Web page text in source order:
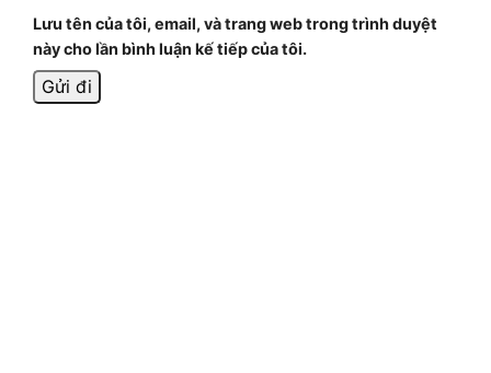
Lưu tên của tôi, email, và trang web trong trình duyệt
này cho lần bình luận kế tiếp của tôi.